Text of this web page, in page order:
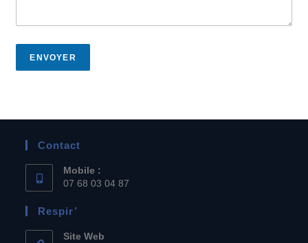
ENVOYER
Contact
Mobile :
07 68 03 04 87
Respir’
Site Web